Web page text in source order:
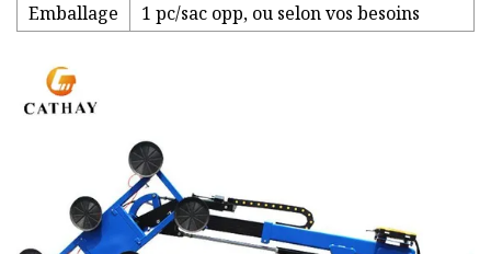
Emballage
1 pc/sac opp, ou selon vos besoins